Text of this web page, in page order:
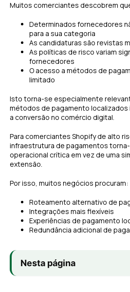
Muitos comerciantes descobrem
Determinados fornecedores
para a sua categoria
As candidaturas são revistas
As políticas de risco variam
fornecedores
O acesso a métodos de
limitado
Isto torna-se especialmente
métodos de pagamento
a conversão no comércio digital.
Para comerciantes Shopify de alto
infraestrutura de pagamentos
operacional crítica em vez de uma
extensão.
Por isso, muitos negócios procuram:
Roteamento alternativo de
Integrações mais flexíveis
Experiências de pagamento
Redundância adicional de
Nesta página